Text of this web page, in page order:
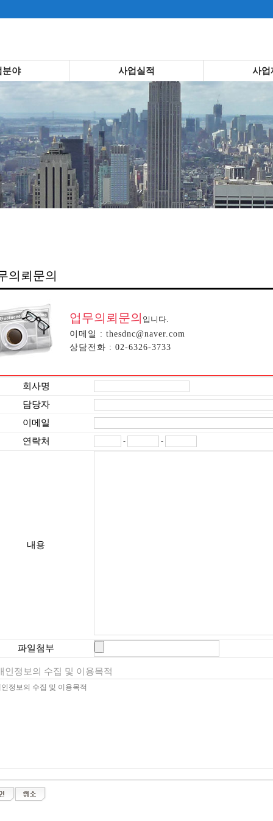
분야 사업실적 사업
의뢰문의
업무의뢰문의 입니다.
이메일 : thesdnc@naver.com
상담전화 : 02-6326-3733
회사명
담당자
이메일
연락처
- -
내용
파일첨부
인정보의 수집 및 이용목적